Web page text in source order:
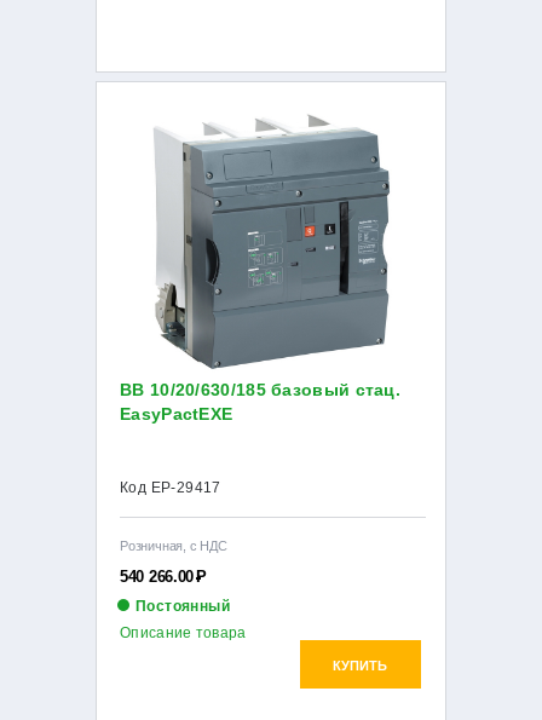
ВВ 10/20/630/185 базовый стац.
EasyPactEXE
Код EP-29417
Розничная, с НДС
540 266.00Р
Постоянный
КУПИТЬ
Описание товара